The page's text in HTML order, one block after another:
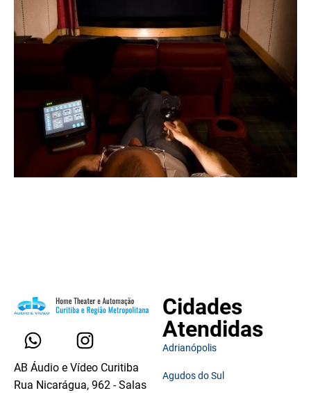
AB Áudio e Vídeo Curitiba
Rua Nicarágua, 962 - Salas
Cidades
Atendidas
Adrianópolis
Agudos do Sul